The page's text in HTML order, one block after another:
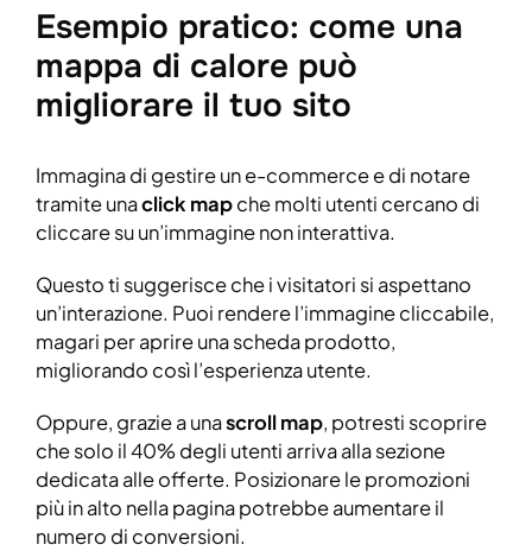
Esempio pratico: come una
mappa di calore può
migliorare il tuo sito
Immagina di gestire un e-commerce e di notare
tramite unaclick mapche molti utenti cercano di
cliccare su un’immagine non interattiva.
Questo ti suggerisce che i visitatori si aspettano
un’interazione. Puoi rendere l’immagine cliccabile,
magari per aprire una scheda prodotto,
migliorando così l’esperienza utente.
Oppure, grazie a unascroll map, potresti scoprire
che solo il 40% degli utenti arriva alla sezione
dedicata alle offerte. Posizionare le promozioni
più in alto nella pagina potrebbe aumentare il
numero di conversioni.